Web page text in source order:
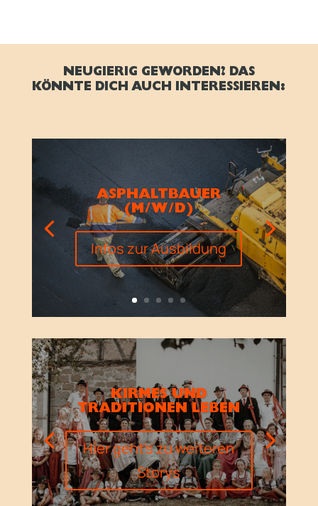
NEUGIERIG GEWORDEN? DAS
KÖNNTE DICH AUCH INTERESSIEREN:
ASPHALTBAUER
(M/W/D)
Infos zur Ausbildung
KIRMES UND
TRADITIONEN LEBEN
Hier geht's zu weiteren
Storys